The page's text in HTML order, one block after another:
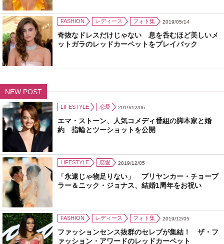
FASHION レディース フォト集 2019/05/14
奇抜なドレスだけじゃない 息を呑むほど美しいメ
ットガラのレッドカーペットをプレイバック
NEW POST
LIFESTYLE 恋愛 2019/12/06
エマ・ストーン、人気コメディ番組の脚本家と婚
約 指輪とツーショットを公開
LIFESTYLE 恋愛 2019/12/05
「永遠じゃ物足りない」 プリヤンカー・チョープ
ラー＆ニック・ジョナス、結婚1周年をお祝い
FASHION レディース フォト集 2019/12/05
ファッションセンス抜群のセレブが集結！ ザ・フ
ァッション・アワードのレッドカーペット